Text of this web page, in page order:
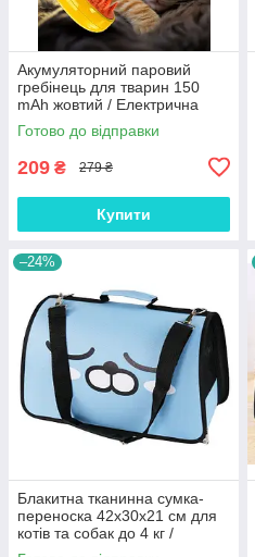
Акумуляторний паровий
гребінець для тварин 150
mAh жовтий / Електрична
силіконова щітка для
вичісування шерсті котів і
Готово до відправки
209 ₴ 279 ₴
Купити
–24%
Блакитна тканинна сумка-
переноска 42x30x21 см для
котів та собак до 4 кг /
Дорожній контейнер з сіткою